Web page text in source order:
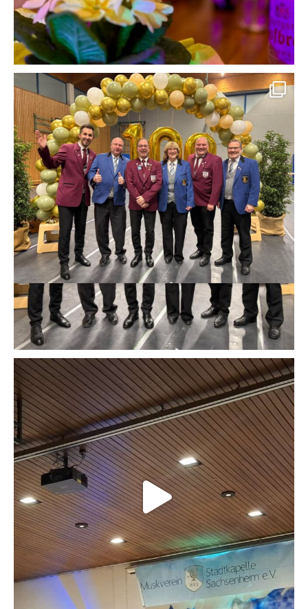
🎺✨ 100 Jahre Musik, Freundschaft & Gemeinschaft ✨🎺
Heute dürfen wir zu Gast beim Festakt unseres Patenvereins, der
Stadtkapelle Oberriexingen, sein und gemeinsam dieses ganz besondere
Jubiläum feiern.
Ein Jahrhundert voller Engagement, Kameradschaft und Leidenschaft für
die Blasmusik – darauf könnt ihr stolz sein!
Wir gratulieren euch von Herzen und freuen uns, Teil dieses besonderen
Moments zu sein. 💙💛
Auf viele weitere gemeinsame musikalische Jahre! 🎶
#100JahreMVO #StadtkapelleOberriexingen #Patenverein #Blasmusik
#Musikverbindet #Vereinsleben #Gemeinschaft #MusikvereinSachsenheim
#Jubiläum #Festakt #Blasmusikliebe
42 0
IMPRESSION vom diesjährigen Jahreskonzert mit dem Motto „Around the
World“ 🌎 und dem Stück Africa von Toto.🦒☀️
Danke an alle die dabei waren und an alle Unterstützer*innen des MVS.
#dankbar
#mvs #blasorchester #konzert #blasmusikausleidenschaft
46 0